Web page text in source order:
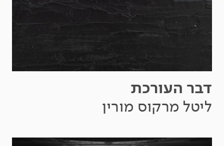
דבר העורכת
ליטל מרקוס מורין